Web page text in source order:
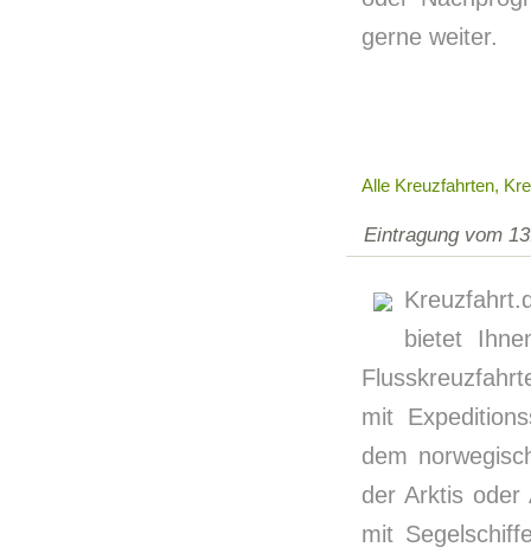
gerne weiter.
Alle Kreuzfahrten,
Eintragung vom
bietet
mit
dem
der Arktis oder
mit